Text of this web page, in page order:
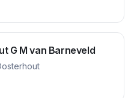
G M van Barneveld